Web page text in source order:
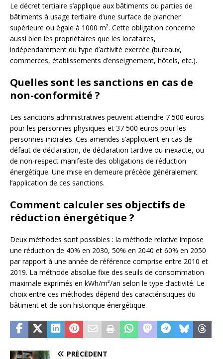
Le décret tertiaire s’applique aux bâtiments ou parties de
bâtiments à usage tertiaire d’une surface de plancher
supérieure ou égale à 1000 m². Cette obligation concerne
aussi bien les propriétaires que les locataires,
indépendamment du type d’activité exercée (bureaux,
commerces, établissements d’enseignement, hôtels, etc.).
Quelles sont les sanctions en cas de
non-conformité ?
Les sanctions administratives peuvent atteindre 7 500 euros
pour les personnes physiques et 37 500 euros pour les
personnes morales. Ces amendes s’appliquent en cas de
défaut de déclaration, de déclaration tardive ou inexacte, ou
de non-respect manifeste des obligations de réduction
énergétique. Une mise en demeure précède généralement
l’application de ces sanctions.
Comment calculer ses objectifs de
réduction énergétique ?
Deux méthodes sont possibles : la méthode relative impose
une réduction de 40% en 2030, 50% en 2040 et 60% en 2050
par rapport à une année de référence comprise entre 2010 et
2019. La méthode absolue fixe des seuils de consommation
maximale exprimés en kWh/m²/an selon le type d’activité. Le
choix entre ces méthodes dépend des caractéristiques du
bâtiment et de son historique énergétique.
PRÉCÉDENT